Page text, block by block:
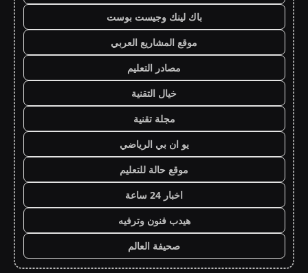
باك لينك وجيست بوست
موقع المشاريع العربي
مصادر التعليم
خيال التقنية
مجلة تقنية
يو ان بي الرياضي
موقع حالة للتعليم
اخبار 24 ساعة
هيدب فنون وترفيه
صحيفة العالم